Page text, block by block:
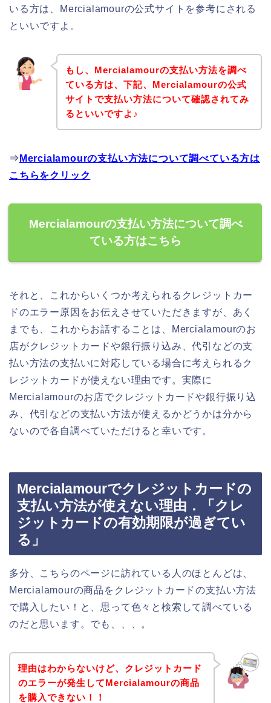
いる方は、Mercialamourの公式サイトを参考にされる
といいですよ。
もし、Mercialamourの支払い方法を調べ
ている方は、下記、Mercialamourの公式
サイトで支払い方法について確認されてみ
るといいですよ♪
⇒ Mercialamourの支払い方法について調べている方は
こちらをクリック
Mercialamourの支払い方法について調べ
ている方はこちら
それと、これからいくつか考えられるクレジットカー
ドのエラー原因をお伝えさせていただきますが、あく
までも、これからお話することは、Mercialamourのお
店がクレジットカードや銀行振り込み、代引などの支
払い方法の支払いに対応している場合に考えられるク
レジットカードが使えない理由です。実際に
Mercialamourのお店でクレジットカードや銀行振り込
み、代引などの支払い方法が使えるかどうかは分から
ないので各自調べていただけると幸いです。
Mercialamourでクレジットカードの
支払い方法が使えない理由．「クレ
ジットカードの有効期限が過ぎてい
る」
多分、こちらのページに訪れている人のほとんどは、
Mercialamourの商品をクレジットカードの支払い方法
で購入したい！と、思って色々と検索して調べている
のだと思います。でも、、、。
理由はわからないけど、クレジットカード
のエラーが発生してMercialamourの商品
を購入できない！！